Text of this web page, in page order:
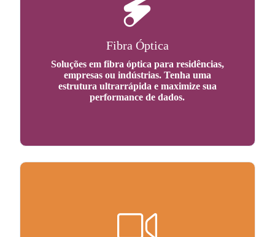
Fibra Óptica
Soluções em fibra óptica para residências,
empresas ou indústrias. Tenha uma
estrutura ultrarrápida e maximize sua
performance de dados.